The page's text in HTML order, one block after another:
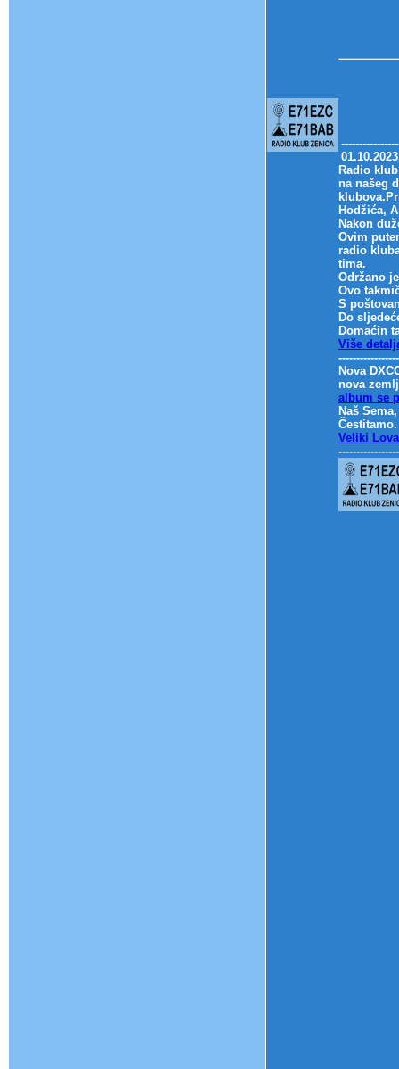
Radio
na našeg
Hodžića,
Nakon
Ovim
radio
tima.
Održano
Ovo
S
Do
Domaćin
Više
Nova
nova
album se
Naš
Veliki